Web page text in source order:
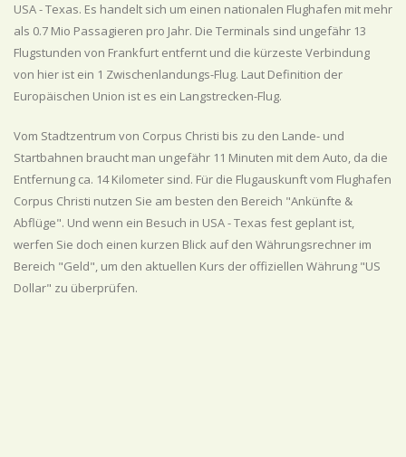
USA - Texas. Es handelt sich um einen nationalen Flughafen mit mehr
als 0.7 Mio Passagieren pro Jahr. Die Terminals sind ungefähr 13
Flugstunden von Frankfurt entfernt und die kürzeste Verbindung
von hier ist ein 1 Zwischenlandungs-Flug. Laut Definition der
Europäischen Union ist es ein Langstrecken-Flug.
Vom Stadtzentrum von Corpus Christi bis zu den Lande- und
Startbahnen braucht man ungefähr 11 Minuten mit dem Auto, da die
Entfernung ca. 14 Kilometer sind. Für die Flugauskunft vom Flughafen
Corpus Christi nutzen Sie am besten den Bereich "Ankünfte &
Abflüge". Und wenn ein Besuch in USA - Texas fest geplant ist,
werfen Sie doch einen kurzen Blick auf den Währungsrechner im
Bereich "Geld", um den aktuellen Kurs der offiziellen Währung "US
Dollar" zu überprüfen.